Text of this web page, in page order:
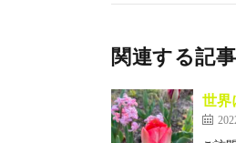
関連する記事
世界